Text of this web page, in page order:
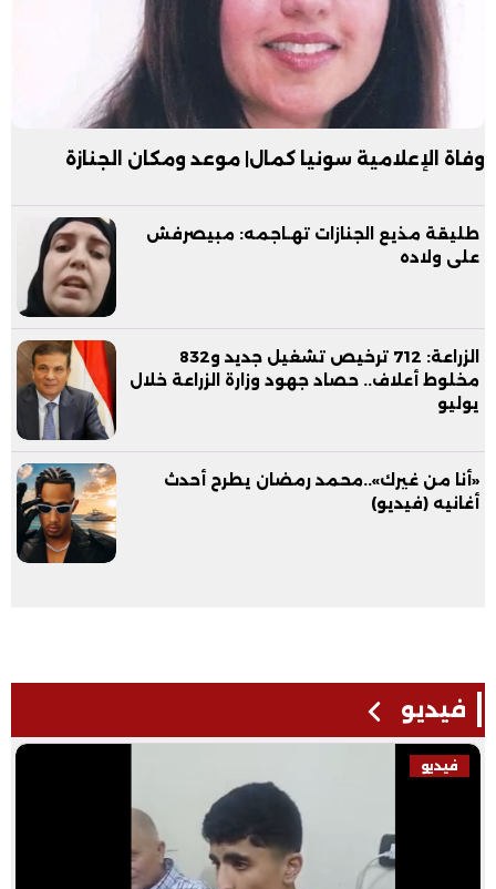
وفاة الإعلامية سونيا كمال| موعد ومكان الجنازة
طليقة مذيع الجنازات تهـاجمه: مبيصرفش
على ولاده
الزراعة: 712 ترخيص تشغيل جديد و832
مخلوط أعلاف.. حصاد جهود وزارة الزراعة خلال
يوليو
«أنا من غيرك»..محمد رمضان يطرح أحدث
أغانيه (فيديو)
فيديو
فيديو